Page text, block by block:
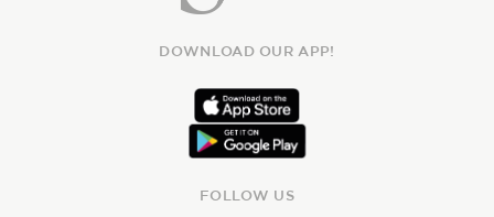
DOWNLOAD OUR APP!
FOLLOW US